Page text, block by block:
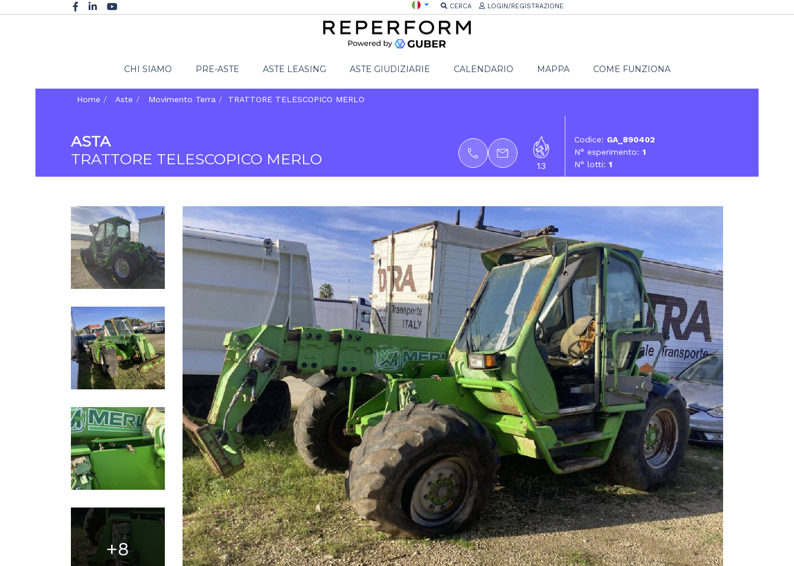
CERCA LOGIN/REGISTRAZIONE
CHI SIAMO PRE-ASTE ASTE LEASING ASTE GIUDIZIARIE CALENDARIO MAPPA COME FUNZIONA
Home Aste Movimento Terra TRATTORE TELESCOPICO MERLO
ASTA
TRATTORE TELESCOPICO MERLO
13
Codice: GA_890402
N° esperimento: 1
N° lotti: 1
+8